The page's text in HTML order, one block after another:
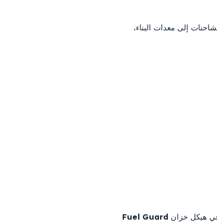
إلى معدات البناء،
Fuel Guard